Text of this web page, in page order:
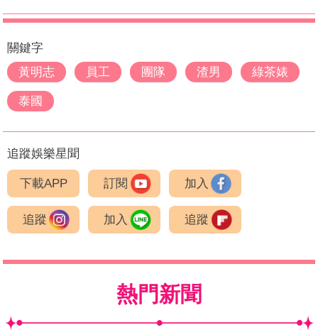
關鍵字
黃明志
員工 團隊 渣男 綠茶婊
泰國
追蹤娛樂星聞
下載APP 訂閱 加入
追蹤 加入 追蹤
熱門新聞